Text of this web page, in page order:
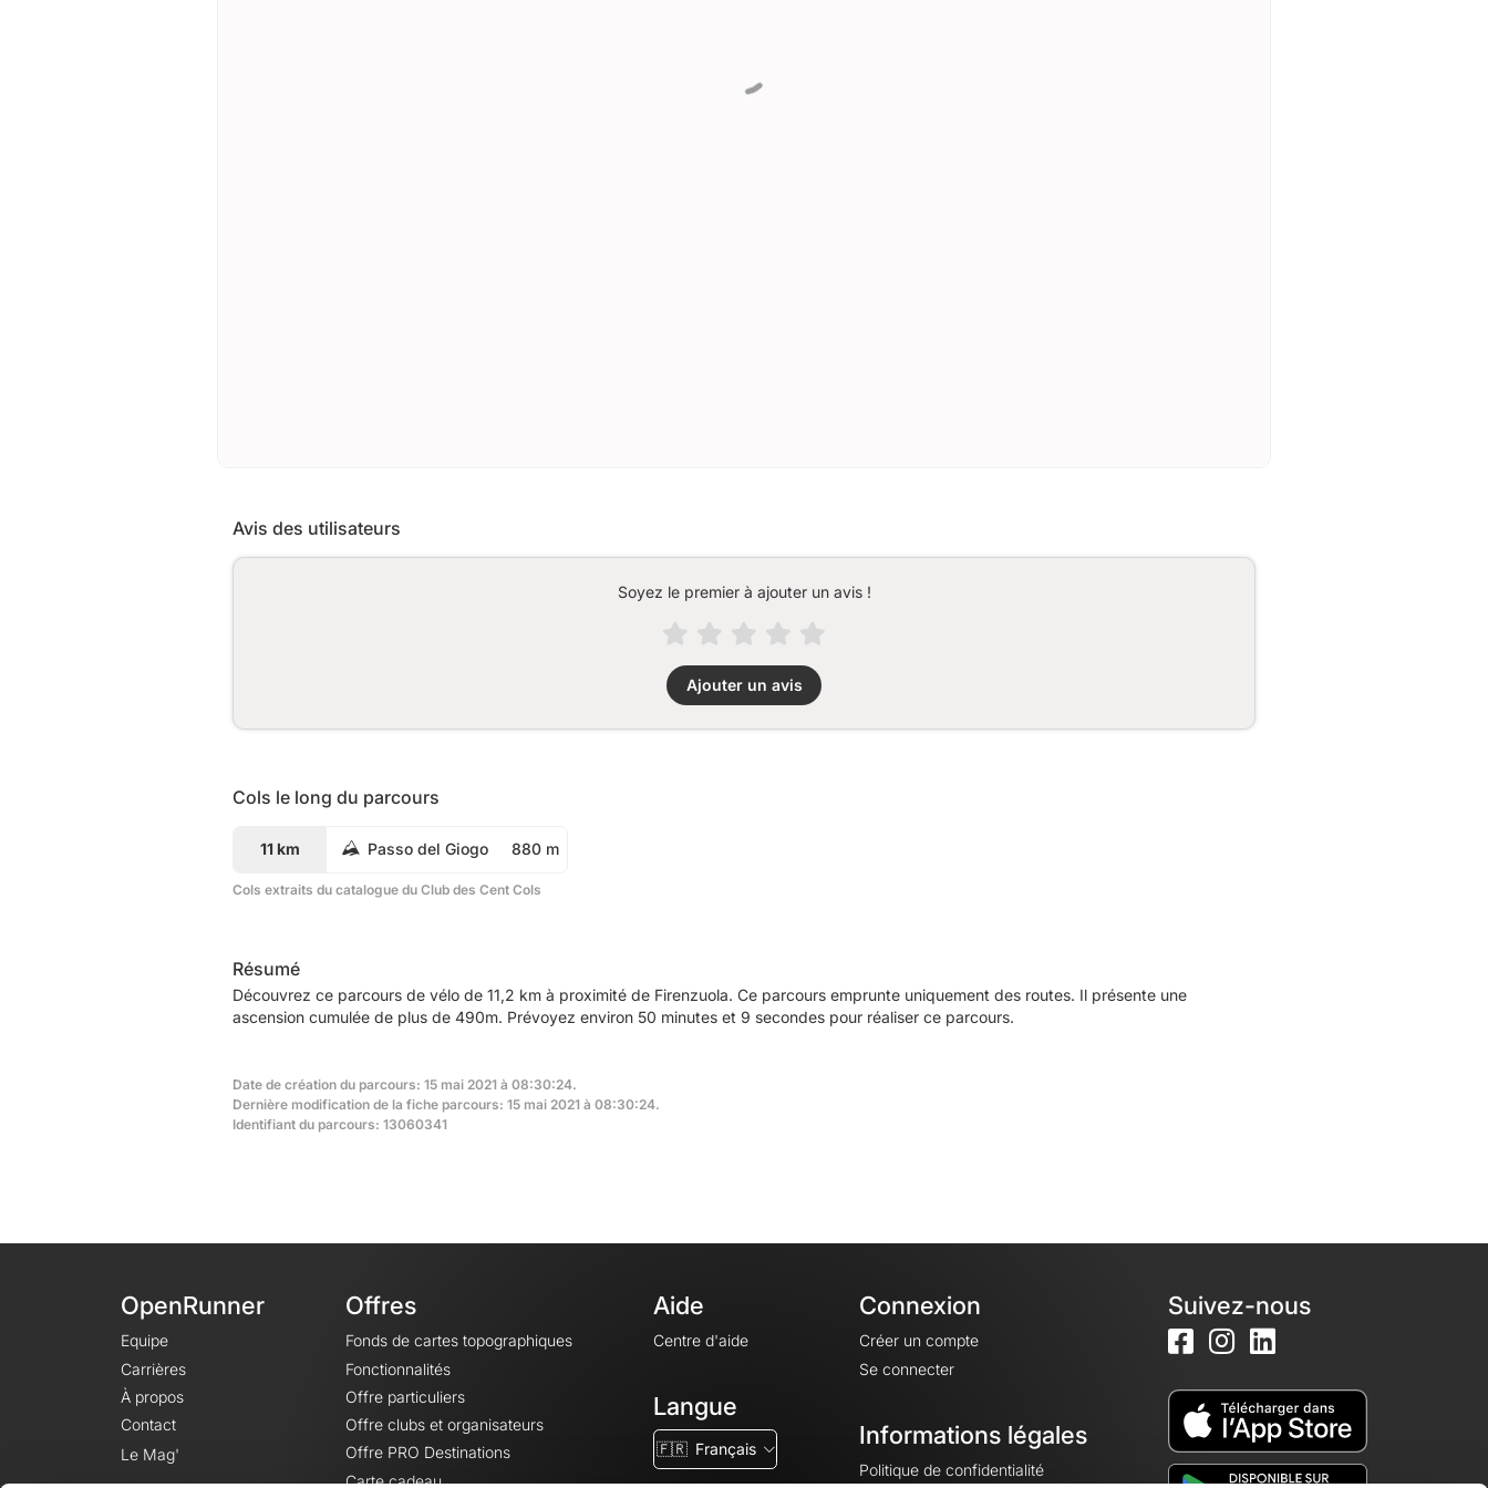
Avis des utilisateurs
Soyez le premier à ajouter un avis !
Ajouter un avis
Cols le long du parcours
11 km Passo del Giogo 880 m
Cols extraits du catalogue du Club des Cent Cols
Résumé
Découvrez ce parcours de vélo de 11,2 km à proximité de Firenzuola. Ce parcours emprunte uniquement des routes. Il présente une
ascension cumulée de plus de 490m. Prévoyez environ 50 minutes et 9 secondes pour réaliser ce parcours.
Date de création du parcours: 15 mai 2021 à 08:30:24.
Dernière modification de la fiche parcours: 15 mai 2021 à 08:30:24.
Identifiant du parcours: 13060341
OpenRunner
Equipe
Carrières
À propos
Contact
Le Mag'
Offres
Fonds de cartes topographiques
Fonctionnalités
Offre particuliers
Offre clubs et organisateurs
Offre PRO Destinations
Carte cadeau
Aide
Centre d'aide
Langue
🇫🇷 Français
Connexion
Créer un compte
Se connecter
Informations légales
Politique de confidentialité
Suivez-nous